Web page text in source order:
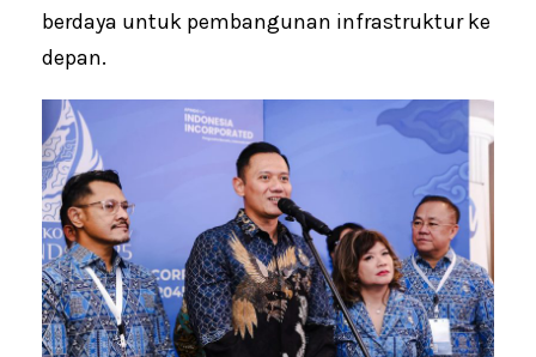
berdaya untuk pembangunan infrastruktur ke
depan.